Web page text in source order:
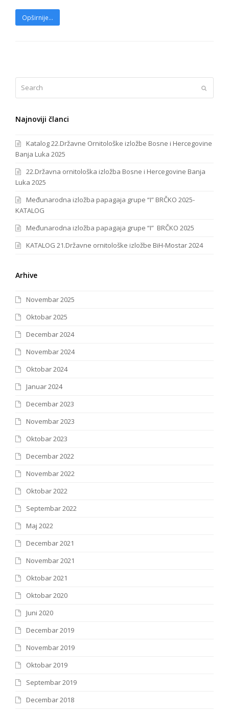
Opširnije...
Najnoviji članci
Katalog 22.Državne Ornitološke izložbe Bosne i Hercegovine
Banja Luka 2025
22.Državna ornitološka izložba Bosne i Hercegovine Banja
Luka 2025
Međunarodna izložba papagaja grupe “I” BRČKO 2025-
KATALOG
Međunarodna izložba papagaja grupe “I” BRČKO 2025
KATALOG 21.Državne ornitološke izložbe BiH-Mostar 2024
Arhive
Novembar 2025
Oktobar 2025
Decembar 2024
Novembar 2024
Oktobar 2024
Januar 2024
Decembar 2023
Novembar 2023
Oktobar 2023
Decembar 2022
Novembar 2022
Oktobar 2022
Septembar 2022
Maj 2022
Decembar 2021
Novembar 2021
Oktobar 2021
Oktobar 2020
Juni 2020
Decembar 2019
Novembar 2019
Oktobar 2019
Septembar 2019
Decembar 2018